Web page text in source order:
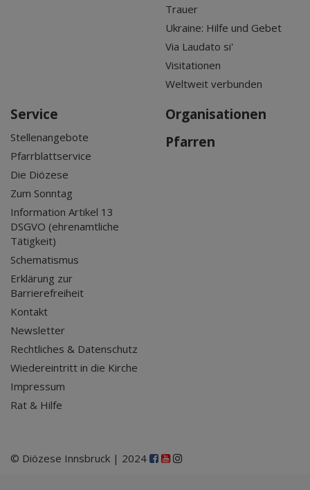
Trauer
Ukraine: Hilfe und Gebet
Via Laudato si'
Visitationen
Weltweit verbunden
Service
Stellenangebote
Pfarrblattservice
Die Diözese
Zum Sonntag
Information Artikel 13
DSGVO (ehrenamtliche
Tätigkeit)
Schematismus
Erklärung zur
Barrierefreiheit
Kontakt
Newsletter
Rechtliches & Datenschutz
Wiedereintritt in die Kirche
Impressum
Rat & Hilfe
Organisationen
Pfarren
© Diözese Innsbruck | 2024